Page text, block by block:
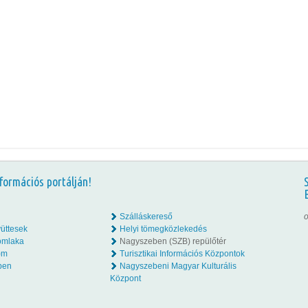
portálján!
Szálláskereső
Helyi tömegközlekedés
Nagyszeben (SZB) repülőtér
Turisztikai Információs Központok
Nagyszebeni Magyar Kulturális
Központ